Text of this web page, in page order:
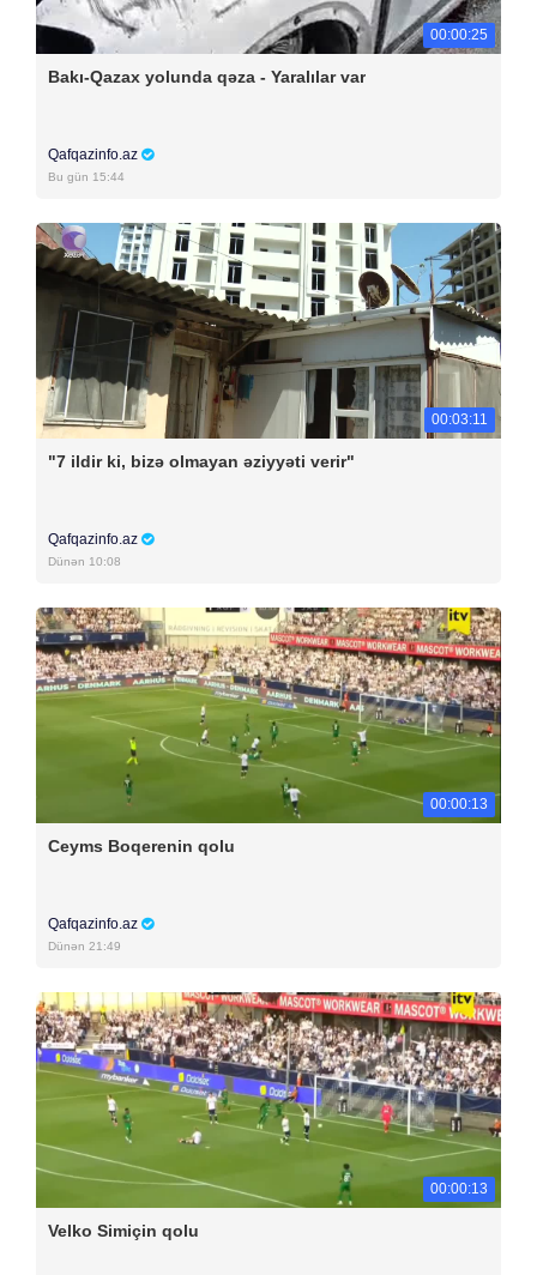
00:00:25
Bakı-Qazax yolunda qəza - Yaralılar var
Qafqazinfo.az
Bu gün 15:44
00:03:11
"7 ildir ki, bizə olmayan əziyyəti verir"
Qafqazinfo.az
Dünən 10:08
00:00:13
Ceyms Boqerenin qolu
Qafqazinfo.az
Dünən 21:49
00:00:13
Velko Simiçin qolu